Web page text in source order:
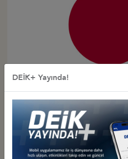
Türkiye -
İş Konseyi
DEİK+ Yayında!